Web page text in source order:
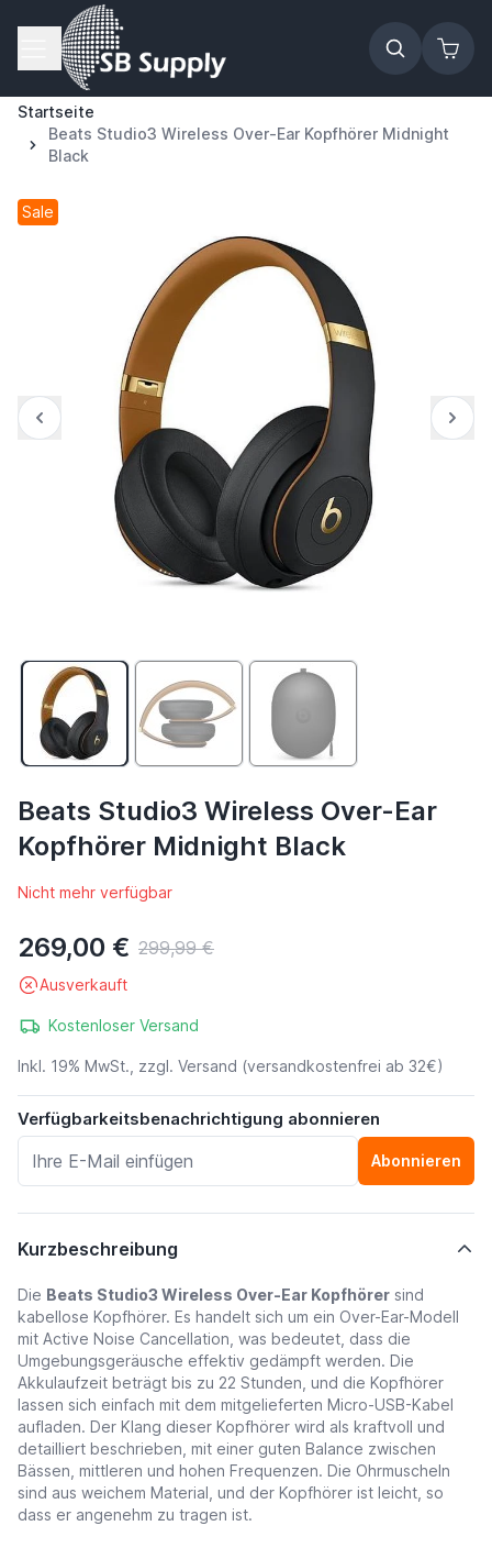
Zum Inhalt springen
Startseite
Beats Studio3 Wireless Over-Ear Kopfhörer Midnight
Black
Sale
Beats Studio3 Wireless Over-Ear
Kopfhörer Midnight Black
Nicht mehr verfügbar
269,00 € 299,99 €
Ausverkauft
Kostenloser Versand
Inkl. 19% MwSt., zzgl. Versand (versandkostenfrei ab 32€)
Verfügbarkeitsbenachrichtigung abonnieren
Abonnieren
Kurzbeschreibung
Die Beats Studio3 Wireless Over-Ear Kopfhörer sind
kabellose Kopfhörer. Es handelt sich um ein Over-Ear-Modell
mit Active Noise Cancellation, was bedeutet, dass die
Umgebungsgeräusche effektiv gedämpft werden. Die
Akkulaufzeit beträgt bis zu 22 Stunden, und die Kopfhörer
lassen sich einfach mit dem mitgelieferten Micro-USB-Kabel
aufladen. Der Klang dieser Kopfhörer wird als kraftvoll und
detailliert beschrieben, mit einer guten Balance zwischen
Bässen, mittleren und hohen Frequenzen. Die Ohrmuscheln
sind aus weichem Material, und der Kopfhörer ist leicht, so
dass er angenehm zu tragen ist.